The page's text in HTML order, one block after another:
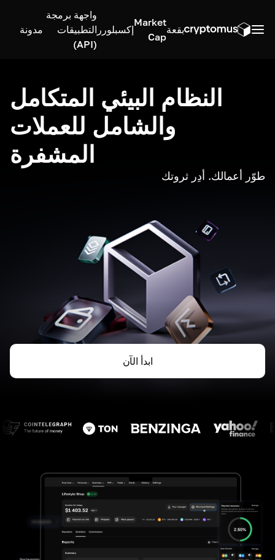
بقعة
Market
Cap
إكسبلورر
واجهة برمجة
التطبيقات
(API)
مدونة
النظام البيئي المتكامل
والشامل للعملات
المشفرة
طوّر أعمالك. أدِر ثروتك
ابدأ الآن